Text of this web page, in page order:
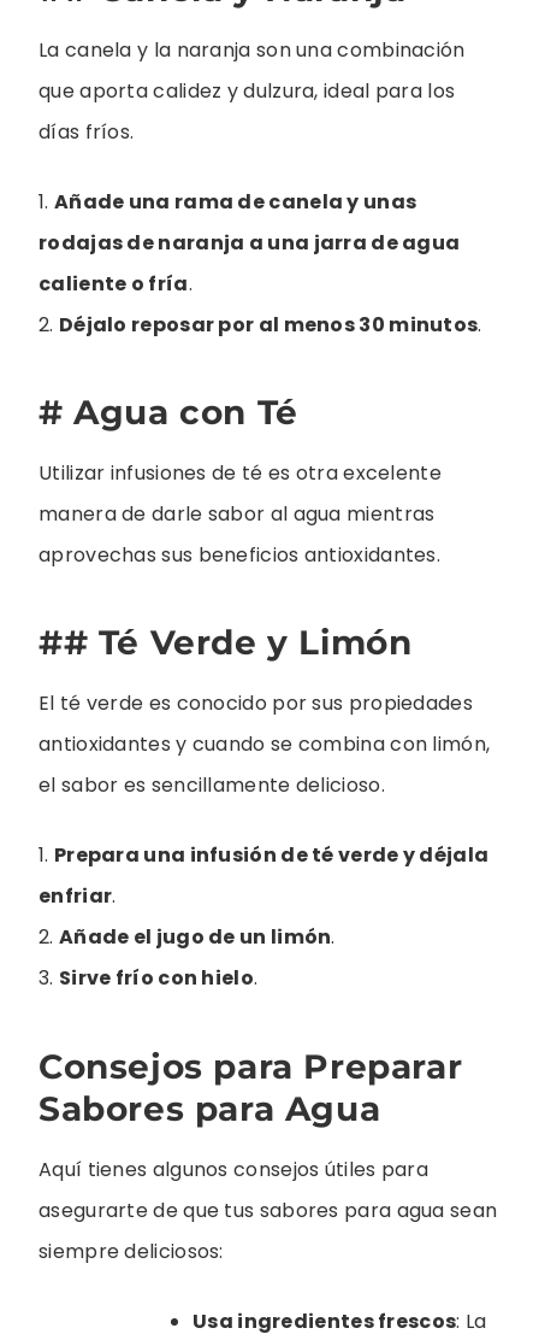
La canela y la naranja son una combinación
que aporta calidez y dulzura, ideal para los
días fríos.
1. Añade una rama de canela y unas
rodajas de naranja a una jarra de agua
caliente o fría.
2. Déjalo reposar por al menos 30 minutos.
# Agua con Té
Utilizar infusiones de té es otra excelente
manera de darle sabor al agua mientras
aprovechas sus beneficios antioxidantes.
## Té Verde y Limón
El té verde es conocido por sus propiedades
antioxidantes y cuando se combina con limón,
el sabor es sencillamente delicioso.
1. Prepara una infusión de té verde y déjala
enfriar.
2. Añade el jugo de un limón.
3. Sirve frío con hielo.
Consejos para Preparar
Sabores para Agua
Aquí tienes algunos consejos útiles para
asegurarte de que tus sabores para agua sean
siempre deliciosos:
Usa ingredientes frescos: La